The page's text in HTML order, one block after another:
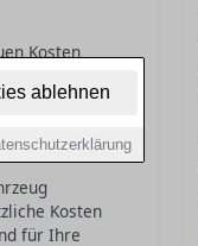
ablehnen
Kosten
wie diese
und
Kosten
für Ihre